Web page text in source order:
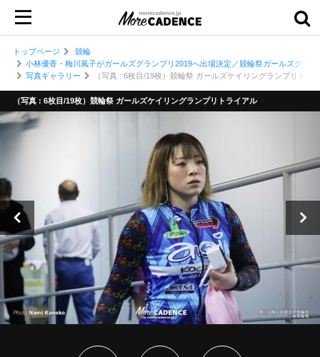
トップページ
競輪
小林優香・梅川風子がガールズグランプリ2019へ出場決定／競輪祭ガールズグラ
写真ギャラリー
（写真 : 6枚目/19枚）競輪祭 ガールズケイリングランプリトラ
（写真 : 6枚目/19枚）競輪祭 ガールズケイリングランプリトライアル